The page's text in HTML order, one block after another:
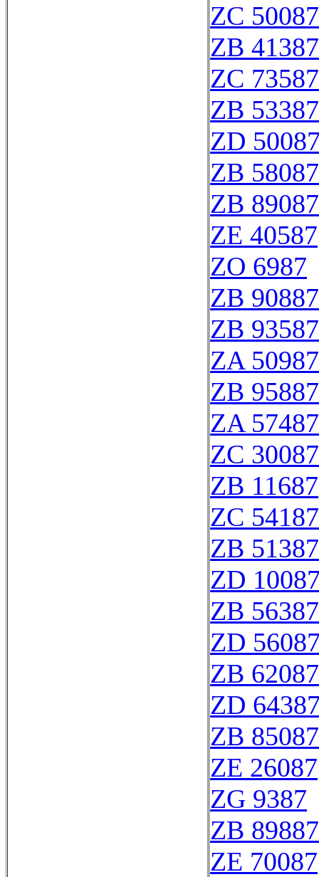
ZC 50087
ZB 41387
ZC 73587
ZB 53387
ZD
ZB 58087
ZB 89087
ZE 40587
ZO 6987
ZB 90887
ZB 93587
ZA 50987
ZB 95887
ZA 57487
ZC 30087
ZB 11687
ZC 54187
ZB 51387
ZD
ZB 56387
ZD
ZB 62087
ZD
ZB 85087
ZE 26087
ZG 9387
ZB 89887
ZE 70087